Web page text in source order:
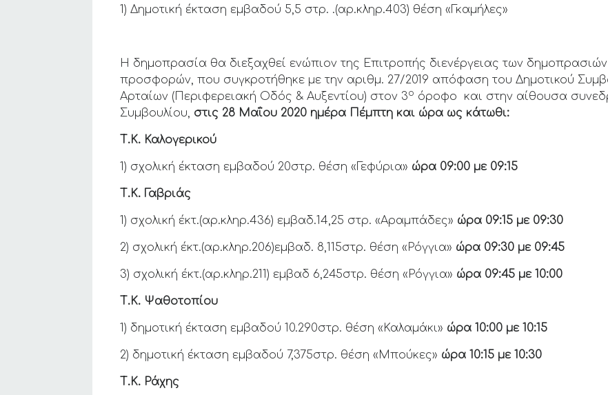
1) Δημοτική έκταση εμβαδού 5,5 στρ. .(αρ.κληρ.403) θέση «Γκαμήλες»
Η δημοπρασία θα διεξαχθεί ενώπιον της Επιτροπής διενέργειας των
προσφορών, που συγκροτήθηκε με την αριθμ. 27/2019 απόφαση του Δημοτικού
Αρταίων (Περιφερειακή Οδός & Αυξεντίου) στον 3ο όροφο και στην αίθουσα
Συμβουλίου, στις 28 Μαΐου 2020 ημέρα Πέμπτη και ώρα ως κάτωθι:
Τ.Κ. Καλογερικού
1) σχολική έκταση εμβαδού 20στρ. θέση «Γεφύρια» ώρα 09:00 με 09:15
Τ.Κ. Γαβριάς
1) σχολική έκτ.(αρ.κληρ.436) εμβαδ.14,25 στρ. «Αραμπάδες» ώρα 09:15 με 09:30
2) σχολική έκτ.(αρ.κληρ.206)εμβαδ. 8,115στρ. θέση «Ρόγγια» ώρα 09:30 με 09:45
3) σχολική έκτ.(αρ.κληρ.211) εμβαδ 6,245στρ. θέση «Ρόγγια» ώρα 09:45 με 10:00
Τ.Κ. Ψαθοτοπίου
1) δημοτική έκταση εμβαδού 10.290στρ. θέση «Καλαμάκι» ώρα 10:00 με 10:15
2) δημοτική έκταση εμβαδού 7,375στρ. θέση «Μπούκες» ώρα 10:15 με 10:30
Τ.Κ. Ράχης